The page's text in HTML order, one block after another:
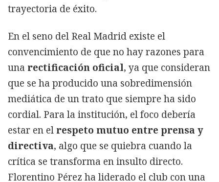
trayectoria de éxito.
En el seno del Real Madrid existe el
convencimiento de que no hay razones para
una rectificación oficial, ya que consideran
que se ha producido una sobredimensión
mediática de un trato que siempre ha sido
cordial. Para la institución, el foco debería
estar en el respeto mutuo entre prensa y
directiva, algo que se quiebra cuando la
crítica se transforma en insulto directo.
Florentino Pérez ha liderado el club con una